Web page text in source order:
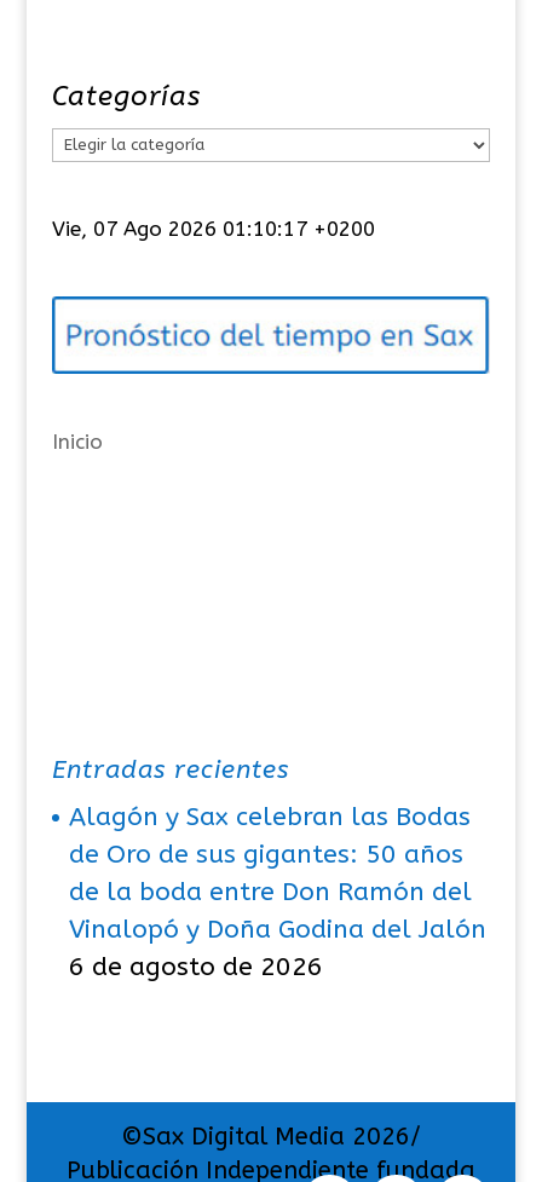
Categorías
e
o
í
s
Vie, 07 Ago 2026 01:10:17 +0200
Inicio
Entradas recientes
Alagón y Sax celebran las Bodas
de Oro de sus gigantes: 50 años
de la boda entre Don Ramón del
Vinalopó y Doña Godina del Jalón
6 de agosto de 2026
©Sax Digital Media 2026/
Publicación Independiente fundada